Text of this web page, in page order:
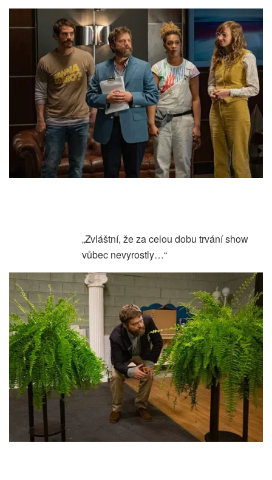
„Zvláštní, že za celou dobu trvání show
vůbec nevyrostly…“